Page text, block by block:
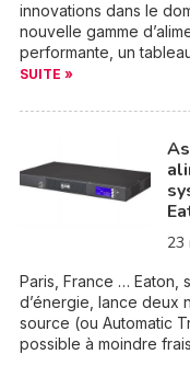
innovations dans le
nouvelle gamme
performante, un
SUITE »
23
Paris, France … Eaton,
d’énergie, lance deux
source (ou Automatic
possible à moindre